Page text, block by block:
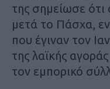
της σημείωσε ότι
μετά το Πάσχα,
που έγιναν τον
της λαϊκής
τον εμπορικό